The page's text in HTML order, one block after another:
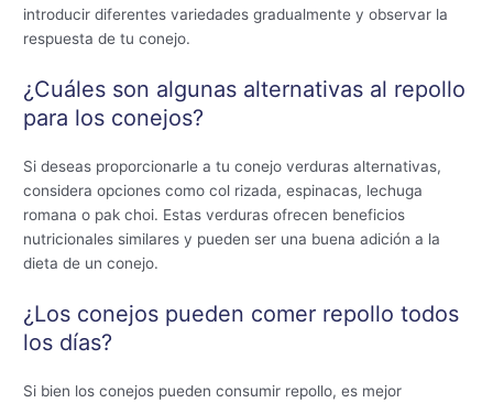
introducir diferentes variedades gradualmente y observar la
respuesta de tu conejo.
¿Cuáles son algunas alternativas al repollo
para los conejos?
Si deseas proporcionarle a tu conejo verduras alternativas,
considera opciones como col rizada, espinacas, lechuga
romana o pak choi. Estas verduras ofrecen beneficios
nutricionales similares y pueden ser una buena adición a la
dieta de un conejo.
¿Los conejos pueden comer repollo todos
los días?
Si bien los conejos pueden consumir repollo, es mejor